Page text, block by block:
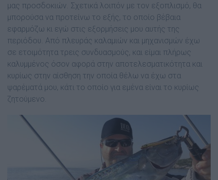
µας προσδοκιών. Σχετικά λοιπόν µε τον εξοπλισµό, θα
µπορούσα να προτείνω το εξής, το οποίο βέβαια
εφαρµόζω κι εγώ στις εξορµήσεις µου αυτής της
περιόδου. Από πλευράς καλαµιών και µηχανισµών έχω
σε ετοιµότητα τρεις συνδυασµούς, και είµαι πλήρως
καλυµµένος όσον αφορά στην αποτελεσµατικότητα και
κυρίως στην αίσθηση την οποία θέλω να έχω στα
ψαρέματά µου, κάτι το οποίο για εµένα είναι το κυρίως
ζητούµενο.